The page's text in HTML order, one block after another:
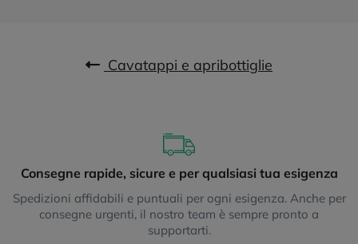
Cavatappi e apribottiglie
Consegne rapide, sicure e per qualsiasi tua esigenza
Spedizioni affidabili e puntuali per ogni esigenza. Anche per
consegne urgenti, il nostro team è sempre pronto a
supportarti.